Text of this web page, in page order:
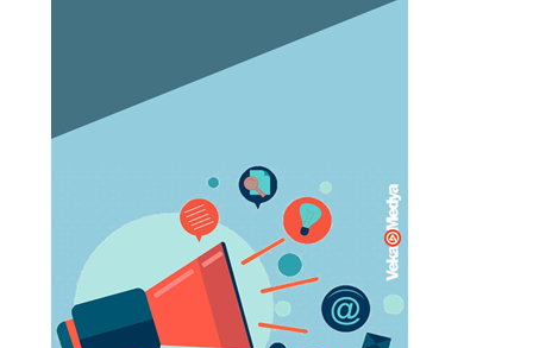
Orgazm olan kadınlar daha çabuk
May 05, 2023